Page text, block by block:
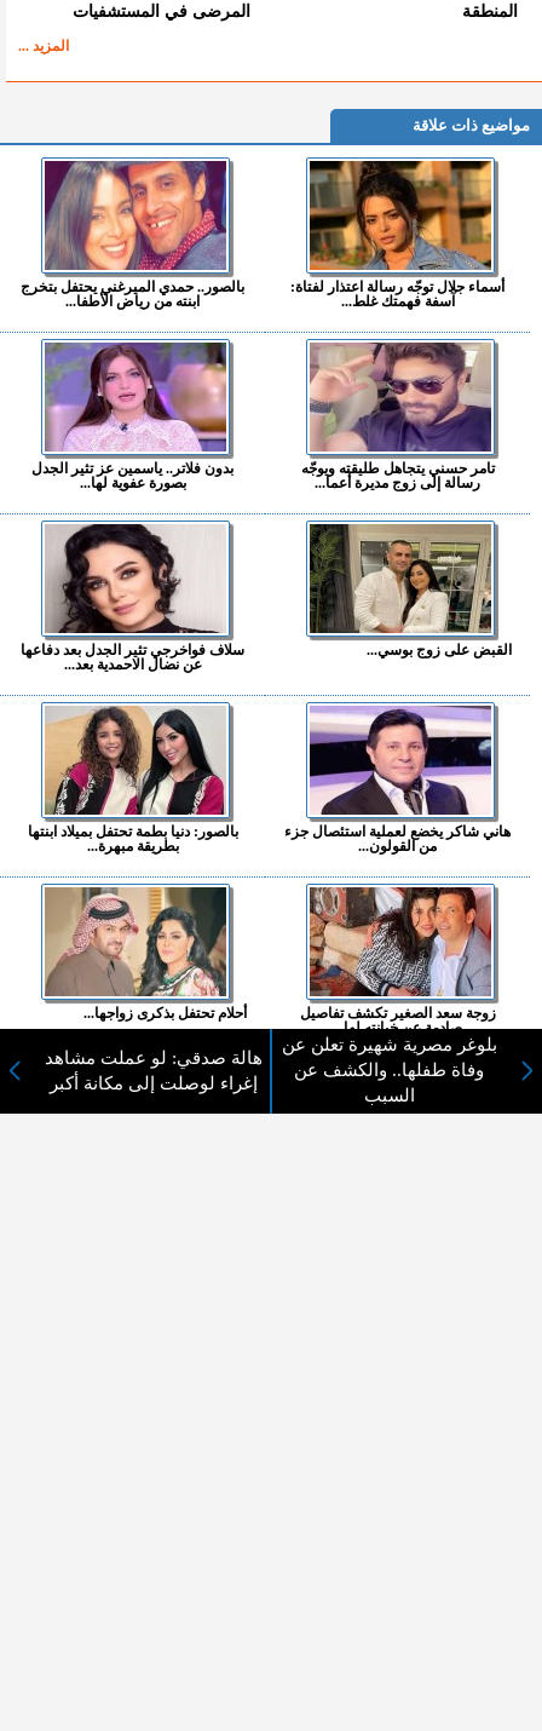
المنطقة
المرضى في المستشفيات
المزيد ...
مواضيع ذات علاقة
أسماء جلال توجّه رسالة اعتذار لفتاة:
آسفة فهمتك غلط...
بالصور.. حمدي الميرغني يحتفل بتخرج
ابنته من رياض الأطفا...
تامر حسني يتجاهل طليقته ويوجّه
رسالة إلى زوج مديرة أعما...
بدون فلاتر.. ياسمين عز تثير الجدل
بصورة عفوية لها...
القبض على زوج بوسي...
سلاف فواخرجي تثير الجدل بعد دفاعها
عن نضال الاحمدية بعد...
هاني شاكر يخضع لعملية استئصال جزء
من القولون...
بالصور: دنيا بطمة تحتفل بميلاد ابنتها
بطريقة مبهرة...
زوجة سعد الصغير تكشف تفاصيل
صادمة عن خيانته لها...
أحلام تحتفل بذكرى زواجها...
المزيد ...
بلوغر مصرية شهيرة تعلن عن
وفاة طفلها.. والكشف عن
السبب
هالة صدقي: لو عملت مشاهد
إغراء لوصلت إلى مكانة أكبر